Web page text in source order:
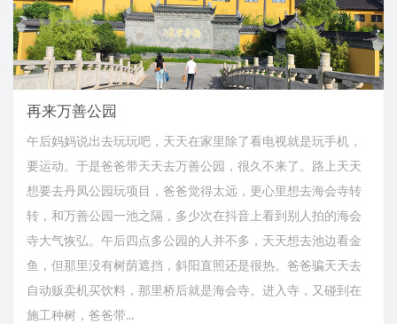
再来万善公园
午后妈妈说出去玩玩吧，天天在家里除了看电视就是玩手机，
要运动。于是爸爸带天天去万善公园，很久不来了。路上天天
想要去丹凤公园玩项目，爸爸觉得太远，更心里想去海会寺转
转，和万善公园一池之隔，多少次在抖音上看到别人拍的海会
寺大气恢弘。午后四点多公园的人并不多，天天想去池边看金
鱼，但那里没有树荫遮挡，斜阳直照还是很热。爸爸骗天天去
自动贩卖机买饮料，那里桥后就是海会寺。进入寺，又碰到在
施工种树，爸爸带...